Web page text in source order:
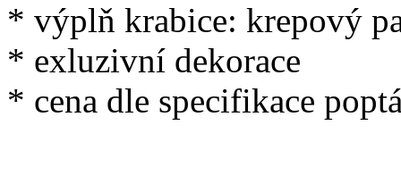
* výplň krabice: krepový
* exluzivní dekorace
* cena dle specifikace